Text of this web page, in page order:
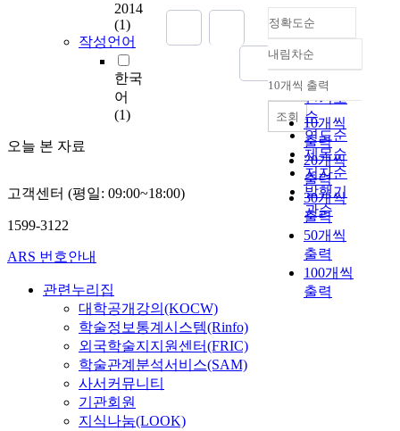
2014
(1)
작성언어
한국
어
(1)
오늘 본 자료
과
정확도순
정확도
순
인기도
순
연도순
제목순
저자순
발행기
관순
내림차순
내림차순
10개씩 출력
10개씩
출력
20개씩
출력
30개씩
출력
50개씩
출력
100개씩
출력
조회
고객센터 (평일: 09:00~18:00)
1599-3122
ARS 번호안내
관련누리집
대학공개강의(KOCW)
학술정보통계시스템(Rinfo)
외국학술지지원센터(FRIC)
학술관계분석서비스(SAM)
사서커뮤니티
기관회원
지식나눔(LOOK)